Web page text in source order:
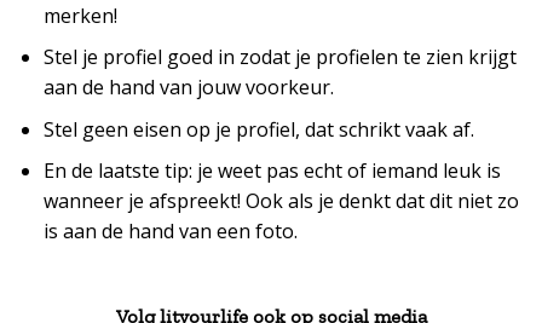
merken!
Stel je profiel goed in zodat je profielen te zien krijgt
aan de hand van jouw voorkeur.
Stel geen eisen op je profiel, dat schrikt vaak af.
En de laatste tip: je weet pas echt of iemand leuk is
wanneer je afspreekt! Ook als je denkt dat dit niet zo
is aan de hand van een foto.
Volg lityourlife ook op social media